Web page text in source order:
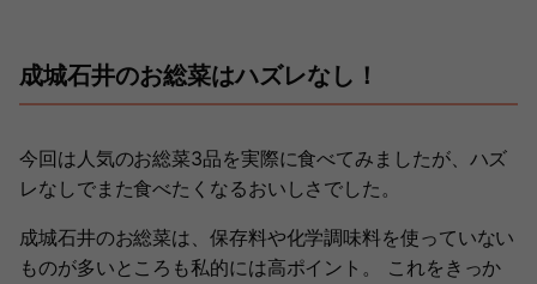
成城石井のお総菜はハズレなし！
今回は人気のお総菜3品を実際に食べてみましたが、ハズ
レなしでまた食べたくなるおいしさでした。
成城石井のお総菜は、保存料や化学調味料を使っていない
ものが多いところも私的には高ポイント。 これをきっか